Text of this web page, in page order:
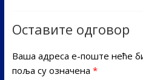
Оставите одговор
Ваша адреса е-поште неће
поља су означена *